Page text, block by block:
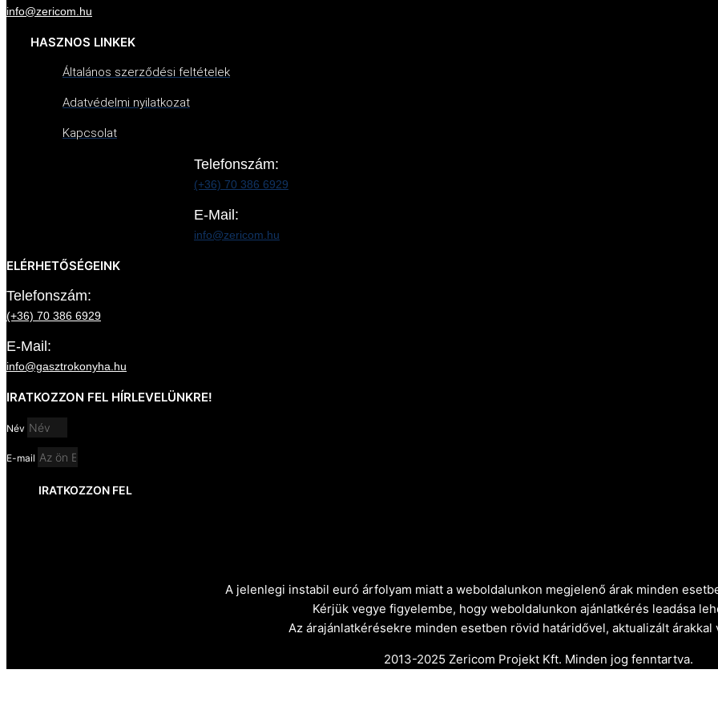
info@zericom.hu
HASZNOS LINKEK
Általános szerződési feltételek
Adatvédelmi nyilatkozat
Kapcsolat
Telefonszám:
(+36) 70 386 6929
E-Mail:
info@zericom.hu
ELÉRHETŐSÉGEINK
Telefonszám:
(+36) 70 386 6929
E-Mail:
info@gasztrokonyha.hu
IRATKOZZON FEL HÍRLEVELÜNKRE!
Név
E-mail
IRATKOZZON FEL
A jelenlegi instabil euró árfolyam miatt a weboldalunkon megjelenő árak minden
Kérjük vegye figyelembe, hogy weboldalunkon ajánlatkérés leadása
Az árajánlatkérésekre minden esetben rövid határidővel, aktualizált árakkal
2013-2025 Zericom Projekt Kft. Minden jog fenntartva.